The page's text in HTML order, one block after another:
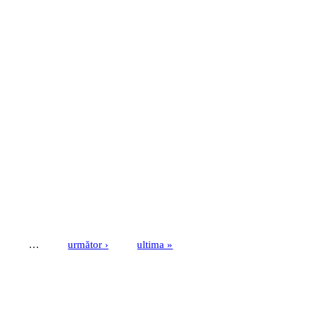
… următor › ultima »